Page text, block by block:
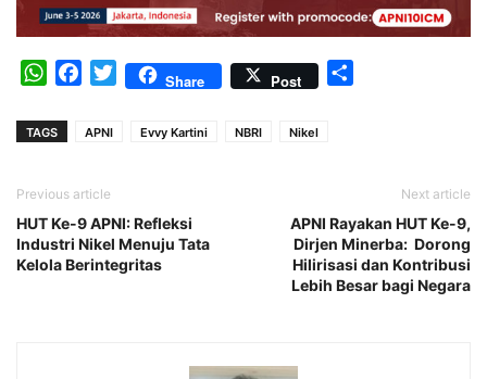
WhatsAppFacebook
TwitterShare Post
TAGS APNI Evvy Kartini NBRI Nikel
Previous article
HUT Ke-9 APNI: Refleksi
Industri Nikel Menuju Tata
Kelola Berintegritas
Next article
APNI Rayakan HUT Ke-9,
Dirjen Minerba: Dorong
Hilirisasi dan Kontribusi
Lebih Besar bagi Negara